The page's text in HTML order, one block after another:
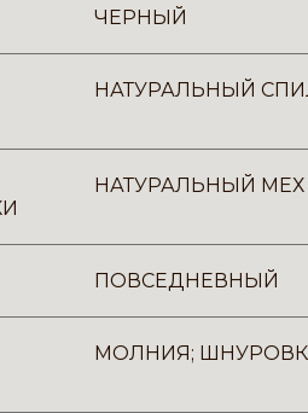
ЧЕРНЫЙ
НАТУРАЛЬНЫЙ
НАТУРАЛЬНЫЙ МЕХ
ПОВСЕДНЕВНЫЙ
МОЛНИЯ;